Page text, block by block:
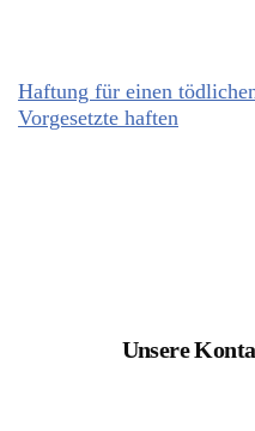
Haftung für einen
Vorgesetzte haften
Unsere